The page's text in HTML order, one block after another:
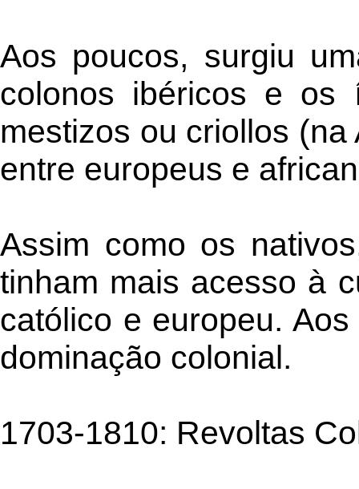
Aos poucos, surgiu
colonos ibéricos e os
mestizos ou criollos
entre europeus e
Assim como os
tinham mais acesso à
católico e europeu.
dominação colonial.
1703-1810: Revoltas